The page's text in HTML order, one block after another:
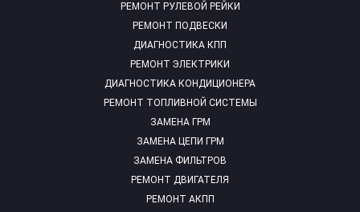
РЕМОНТ РУЛЕВОЙ РЕЙКИ
РЕМОНТ ПОДВЕСКИ
ДИАГНОСТИКА КПП
РЕМОНТ ЭЛЕКТРИКИ
ДИАГНОСТИКА КОНДИЦИОНЕРА
РЕМОНТ ТОПЛИВНОЙ СИСТЕМЫ
ЗАМЕНА ГРМ
ЗАМЕНА ЦЕПИ ГРМ
ЗАМЕНА ФИЛЬТРОВ
РЕМОНТ ДВИГАТЕЛЯ
РЕМОНТ АКПП